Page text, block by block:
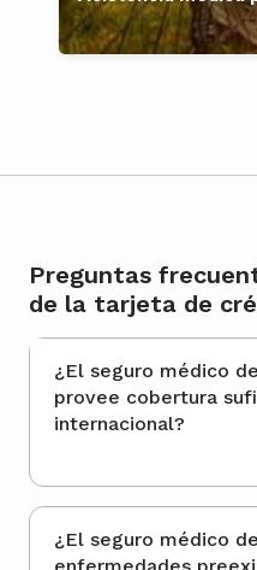
Preguntas
de la tarjeta de
¿El seguro médico de mi tarjeta de
provee cobertura
internacional?
¿El seguro médico de mi tarjeta